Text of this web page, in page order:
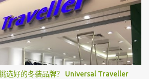
选好的冬装品牌？ Universal Traveller